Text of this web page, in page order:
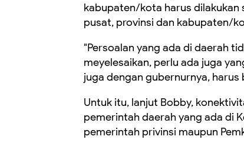
kabupaten/kota harus
pusat, provinsi dan kabupaten/
"Persoalan yang ada di daerah
meyelesaikan, perlu ada juga
juga dengan gubernurnya,
Untuk itu, lanjut Bobby,
pemerintah daerah yang ada di
pemerintah privinsi maupun